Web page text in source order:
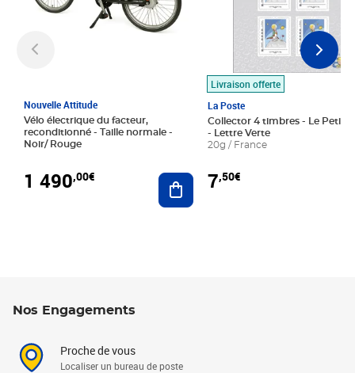
Nouvelle Attitude
Vélo électrique du facteur,
reconditionné - Taille normale -
Noir/ Rouge
1 490,00€ Ajouter au panier
Livraison offerte
La Poste
Collector 4 timbres - Le Petit
- Lettre Verte
20g / France
7,50€
Nos Engagements
Proche de vous
Localiser un bureau de poste